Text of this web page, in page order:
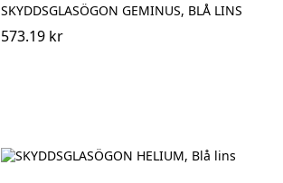
SKYDDSGLASÖGON GEMINUS, BLÅ LINS
573.19 kr